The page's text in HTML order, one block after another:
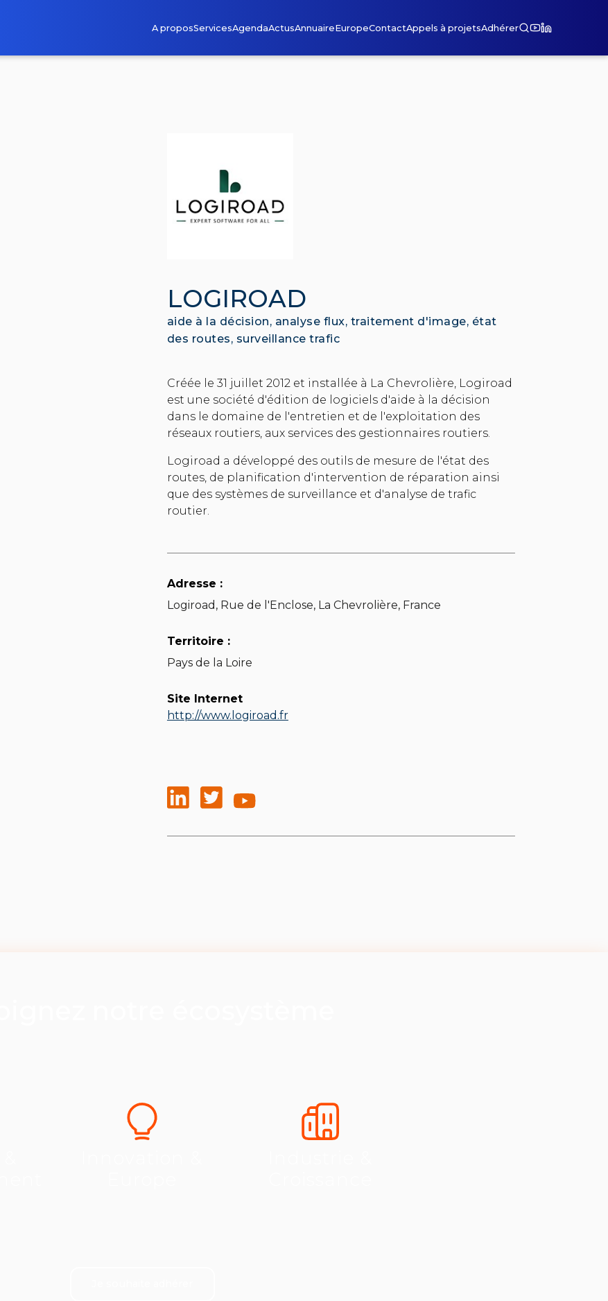
A proposServicesAgendaActusAnnuaireEuropeContactAppels à projetsAdhérer
LOGIROAD
aide à la décision, analyse flux, traitement d'image, état
des routes, surveillance trafic
Créée le 31 juillet 2012 et installée à La Chevrolière, Logiroad
est une société d'édition de logiciels d'aide à la décision
dans le domaine de l'entretien et de l'exploitation des
réseaux routiers, aux services des gestionnaires routiers.
Logiroad a développé des outils de mesure de l'état des
routes, de planification d'intervention de réparation ainsi
que des systèmes de surveillance et d'analyse de trafic
routier.
Adresse :
Logiroad, Rue de l'Enclose, La Chevrolière, France
Territoire :
Pays de la Loire
Site Internet
http://www.logiroad.fr